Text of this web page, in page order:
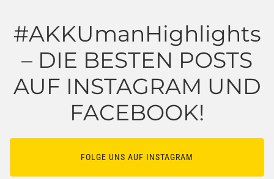
#AKKUmanHighlights
– DIE BESTEN POSTS
AUF INSTAGRAM UND
FACEBOOK!
FOLGE UNS AUF INSTAGRAM